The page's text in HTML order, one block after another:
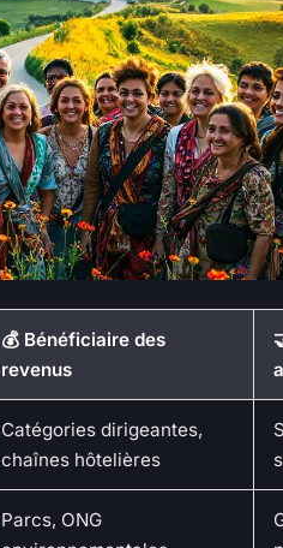
💰 Bénéficiaire des
revenus
Catégories dirigeantes,
chaînes hôtelières
Parcs, ONG